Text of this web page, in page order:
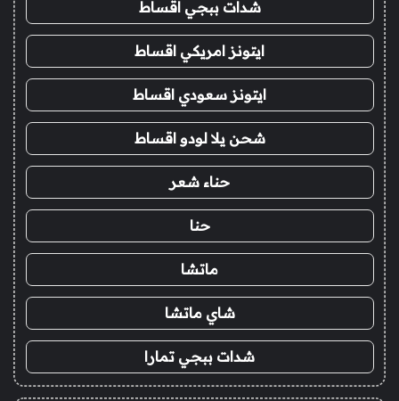
شدات ببجي اقساط
ايتونز امريكي اقساط
ايتونز سعودي اقساط
شحن يلا لودو اقساط
حناء شعر
حنا
ماتشا
شاي ماتشا
شدات ببجي تمارا